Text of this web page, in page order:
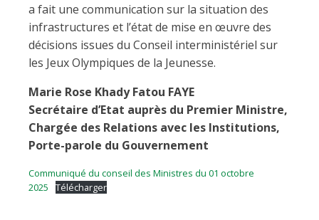
a fait une communication sur la situation des
infrastructures et l’état de mise en œuvre des
décisions issues du Conseil interministériel sur
les Jeux Olympiques de la Jeunesse.
Marie Rose Khady Fatou FAYE
Secrétaire d’Etat auprès du Premier Ministre,
Chargée des Relations avec les Institutions,
Porte-parole du Gouvernement
Communiqué du conseil des Ministres du 01 octobre
2025
Télécharger